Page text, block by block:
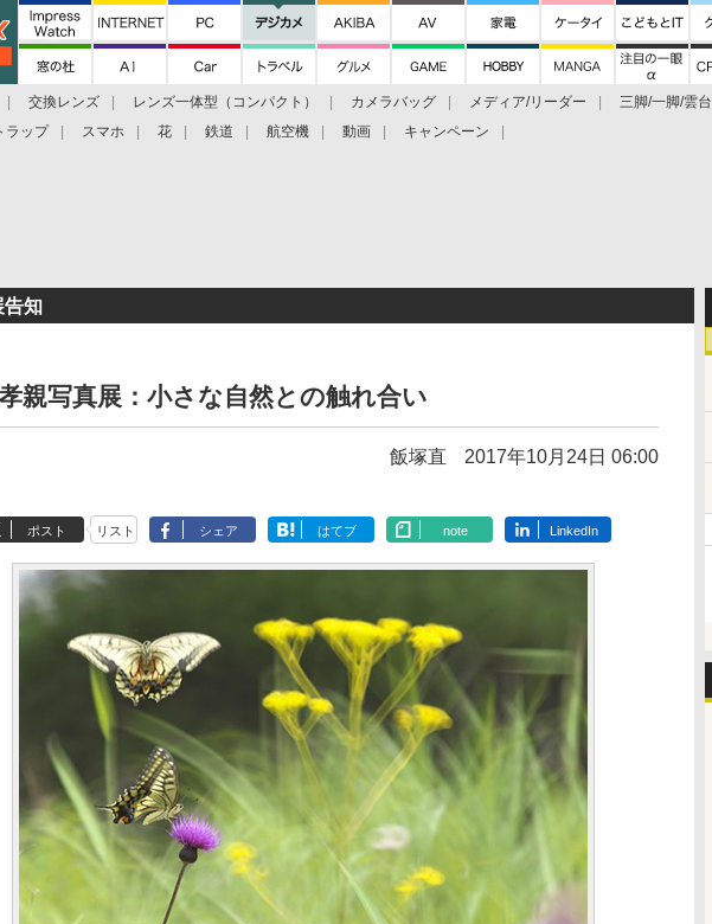
交換レンズ レンズ一体型（コンパクト） カメラバッグ メディア/リーダー 三脚/一脚/雲台
ラップ スマホ 花 鉄道 航空機 動画 キャンペーン
告知
親写真展：小さな自然との触れ合い
飯塚直 2017年10月24日 06:00
ポスト リスト シェア はてブ note LinkedIn